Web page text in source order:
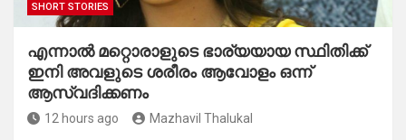
SHORT STORIES
എന്നാൽ മറ്റൊരാളുടെ ഭാര്യയായ സ്ഥിതിക്ക്
ഇനി അവളുടെ ശരീരം ആവോളം ഒന്ന്
ആസ്വദിക്കണം
12 hours ago Mazhavil Thalukal